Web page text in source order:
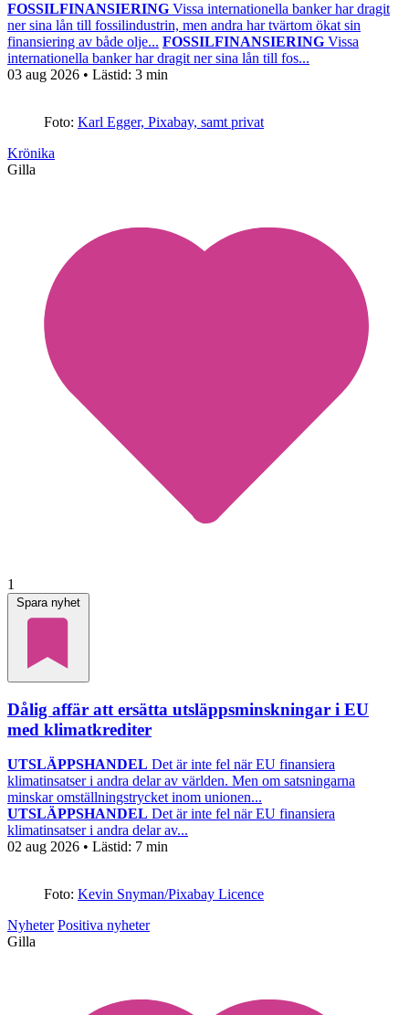
FOSSILFINANSIERING Vissa internationella banker har dragit
ner sina lån till fossilindustrin, men andra har tvärtom ökat sin
finansiering av både olje... FOSSILFINANSIERING Vissa
internationella banker har dragit ner sina lån till fos...
03 aug 2026 • Lästid: 3 min
Foto: Karl Egger, Pixabay, samt privat
Krönika
Gilla
1
Spara nyhet
Dålig affär att ersätta utsläppsminskningar i EU
med klimatkrediter
UTSLÄPPSHANDEL Det är inte fel när EU finansiera
klimatinsatser i andra delar av världen. Men om satsningarna
minskar omställningstrycket inom unionen...
UTSLÄPPSHANDEL Det är inte fel när EU finansiera
klimatinsatser i andra delar av...
02 aug 2026 • Lästid: 7 min
Foto: Kevin Snyman/Pixabay Licence
Nyheter Positiva nyheter
Gilla